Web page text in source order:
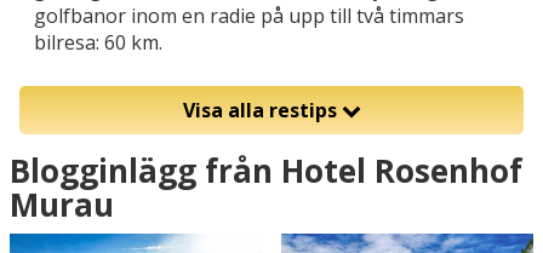
golfbanor inom en radie på upp till två timmars
bilresa: 60 km.
Visa alla restips
Blogginlägg från Hotel Rosenhof
Murau